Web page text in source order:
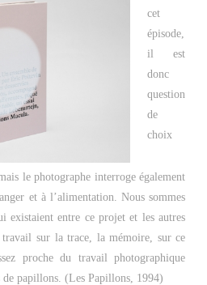
cet
épisode,
il est
donc
question
de
choix
le photographe interroge également
et à l’alimentation. Nous sommes
existaient entre ce projet et les autres
sur la trace, la mémoire, sur ce
proche du travail photographique
de papillons. (Les Papillons, 1994)